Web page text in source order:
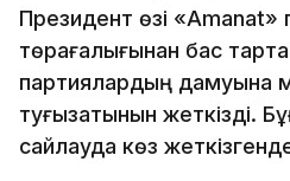
Президент өзі «Amanat»
төрағалығынан бас
партиялардың дамуына
туғызатынын жеткізді.
сайлауда көз